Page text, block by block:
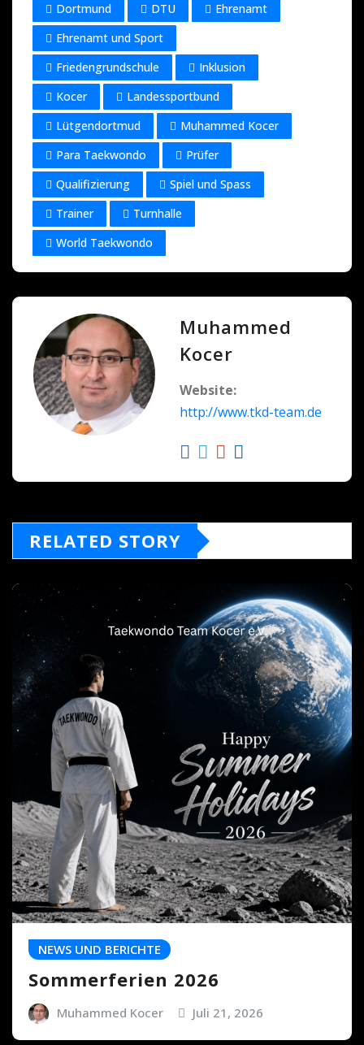
Dortmund
DTU
Ehrenamt
Ehrenamt und Sport
Friedengrundschule
Inklusion
Kocer
Landessportbund
Lütgendortmud
Muhammed Kocer
Para Taekwondo
Prüfer
Qualifizierung
Spiel und Spass
Trainer
Turnhalle
World Taekwondo
Muhammed
Kocer
Website:
http://www.tkd-team.de
RELATED STORY
NEWS UND BERICHTE
Sommerferien 2026
Muhammed Kocer Juli 21, 2026